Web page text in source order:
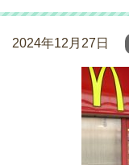
2024年12月27日